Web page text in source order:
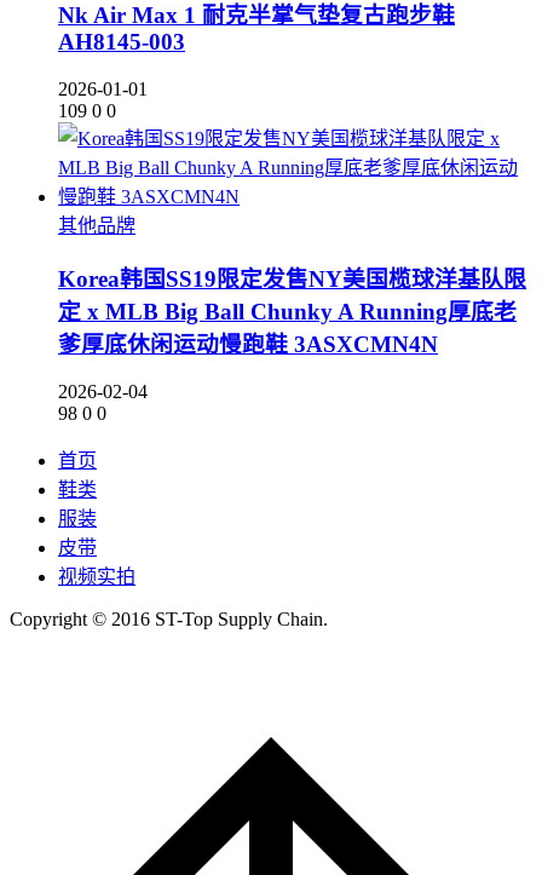
Nk Air Max 1 耐克半掌气垫复古跑步鞋
AH8145-003
2026-01-01
109 0 0
其他品牌
Korea韩国SS19限定发售NY美国榄球洋基队限
定 x MLB Big Ball Chunky A Running厚底老
爹厚底休闲运动慢跑鞋 3ASXCMN4N
2026-02-04
98 0 0
首页
鞋类
服装
皮带
视频实拍
Copyright © 2016 ST-Top Supply Chain.